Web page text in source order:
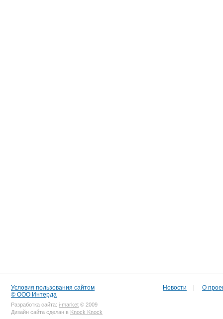
Условия пользования сайтом
© ООО Интерда
Разработка сайта: i-market © 2009
Дизайн сайта сделан в Knock Knock
Новости О